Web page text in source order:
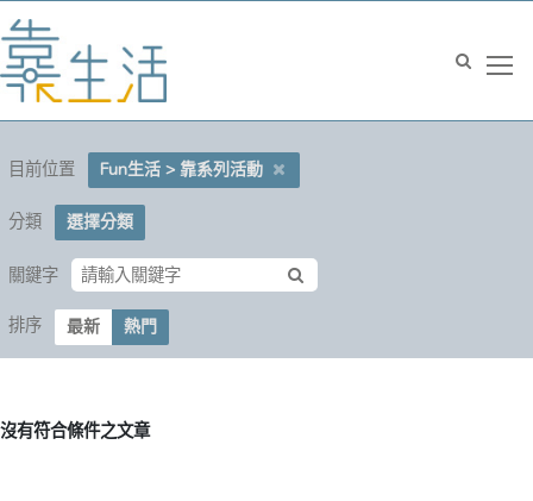
目前位置 Fun生活 > 靠系列活動
分類 選擇分類
關鍵字
排序 最新 熱門
沒有符合條件之文章